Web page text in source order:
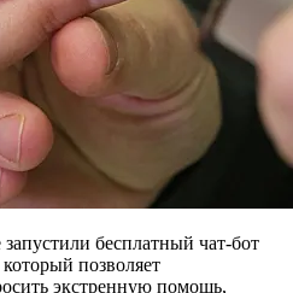
бесплатный чат-бот
позволяет
экстренную помощь,